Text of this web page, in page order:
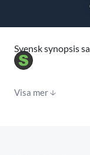
Svensk synopsis
Visa mer